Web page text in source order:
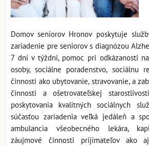
Domov seniorov Hronov poskytuje
zariadenie pre seniorov s diagnózou
7 dní v týždni, pomoc pri odkázanosti
osoby, sociálne poradenstvo, sociálnu
činnosti ako ubytovanie, stravovanie, a
činnosti a ošetrovateľskej
poskytovania kvalitných sociálnych
súčasťou zariadenia veľká jedáleň a
ambulancia všeobecného lekára,
záujmové činnosti prijímateľov ako